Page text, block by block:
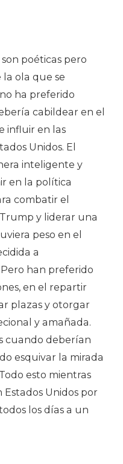
poéticas pero
la ola que se
ha preferido
cabildear en el
influir en las
Unidos. El
inteligente y
en la política
combatir el
y liderar una
peso en el
a
han preferido
en el repartir
plazas y otorgar
y amañada.
cuando deberían
esquivar la mirada
esto mientras
Estados Unidos por
los días a un